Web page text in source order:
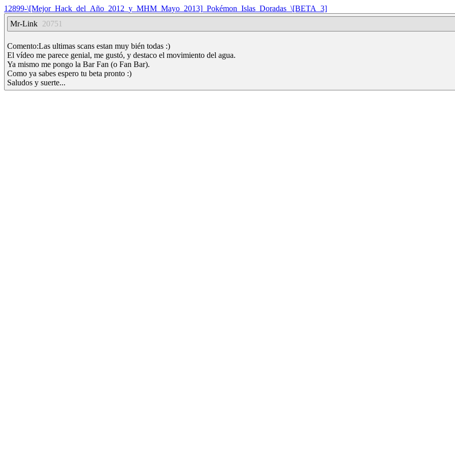
12899-\[Mejor_Hack_del_Año_2012_y_MHM_Mayo_2013]_Pokémon_Islas_Doradas_\[BETA_3]
Mr-Link 20751
Comento:Las ultimas scans estan muy bién todas :)
El vídeo me parece genial, me gustó, y destaco el movimiento del agua.
Ya mismo me pongo la Bar Fan (o Fan Bar).
Como ya sabes espero tu beta pronto :)
Saludos y suerte...